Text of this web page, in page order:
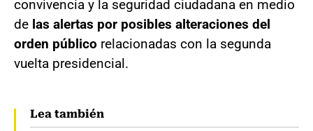
convivencia y la seguridad ciudadana en medio
de las alertas por posibles alteraciones del
orden público relacionadas con la segunda
vuelta presidencial.
Lea también